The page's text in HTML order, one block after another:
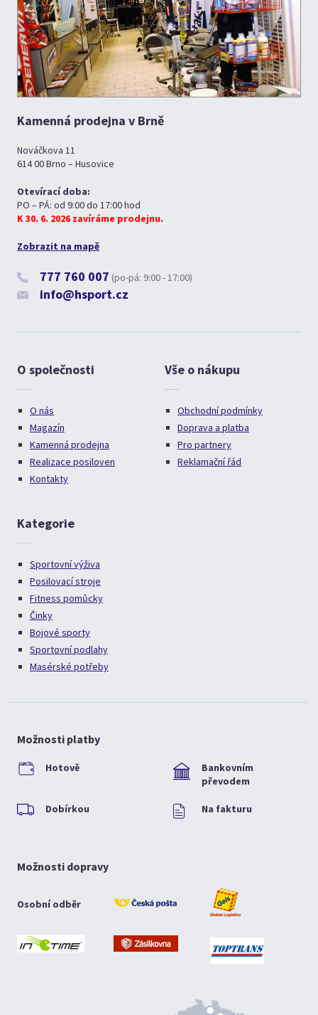
Kamenná prodejna v Brně
Nováčkova 11
614 00 Brno – Husovice
Otevírací doba:
PO – PÁ: od 9:00 do 17:00 hod
K 30. 6. 2026 zavíráme prodejnu.
Zobrazit na mapě
777 760 007 (po-pá: 9:00 - 17:00)
info@hsport.cz
O společnosti
O nás
Magazín
Kamenná prodejna
Realizace posiloven
Kontakty
Vše o nákupu
Obchodní podmínky
Doprava a platba
Pro partnery
Reklamační řád
Kategorie
Sportovní výživa
Posilovací stroje
Fitness pomůcky
Činky
Bojové sporty
Sportovní podlahy
Masérské potřeby
Možnosti platby
Hotově
Bankovním
převodem
Dobírkou Na fakturu
Možnosti dopravy
Osobní odběr